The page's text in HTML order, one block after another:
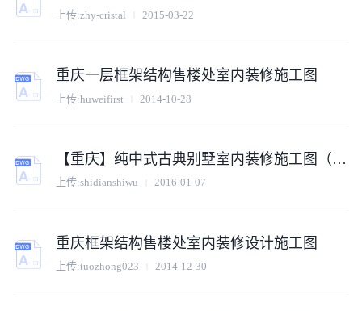
上传:zhy-cristal 2015-03-22
重庆一层框架结构售楼处室内装修施工图
上传:huweifirst 2014-10-28
【重庆】纯中式古典别墅室内装修施工图（附效果图）
上传:shidianshiwu 2016-01-07
重庆框架结构售楼处室内装修设计施工图
上传:tuozhong023 2014-12-30